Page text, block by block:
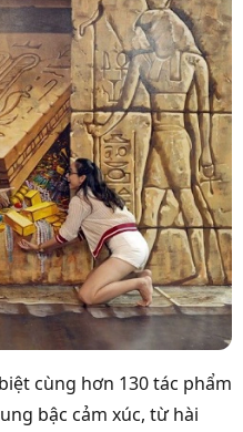
cùng hơn 130 tác phẩm
bậc cảm xúc, từ hài